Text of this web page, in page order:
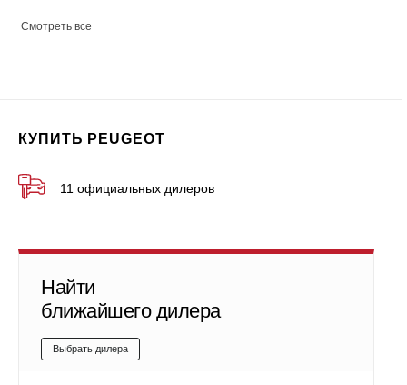
Смотреть все
КУПИТЬ PEUGEOT
11 официальных дилеров
Найти
ближайшего дилера
Выбрать дилера